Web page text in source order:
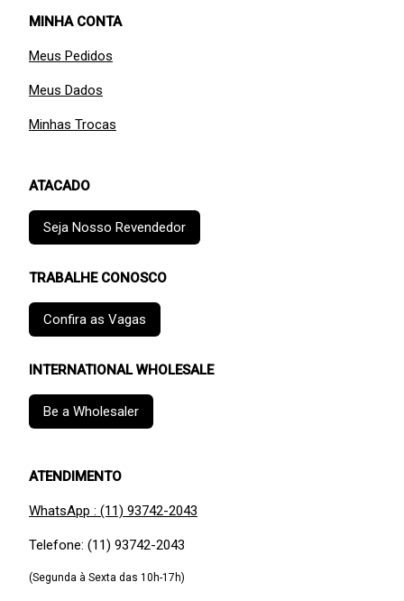
MINHA CONTA
Meus Pedidos
Meus Dados
Minhas Trocas
ATACADO
Seja Nosso Revendedor
TRABALHE CONOSCO
Confira as Vagas
INTERNATIONAL WHOLESALE
Be a Wholesaler
ATENDIMENTO
WhatsApp : (11) 93742-2043
Telefone: (11) 93742-2043
(Segunda à Sexta das 10h-17h)